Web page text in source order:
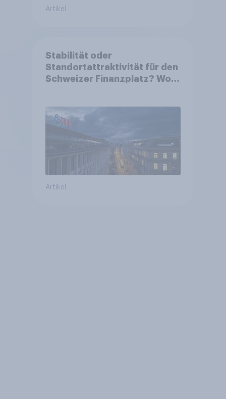
Artikel
Stabilität oder
Standortattraktivität für den
Schweizer Finanzplatz? Wo
von Grossbanken steht
Artikel